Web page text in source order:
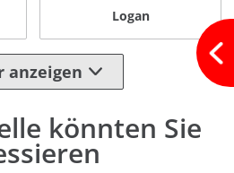
Logan
anzeigen
könnten Sie